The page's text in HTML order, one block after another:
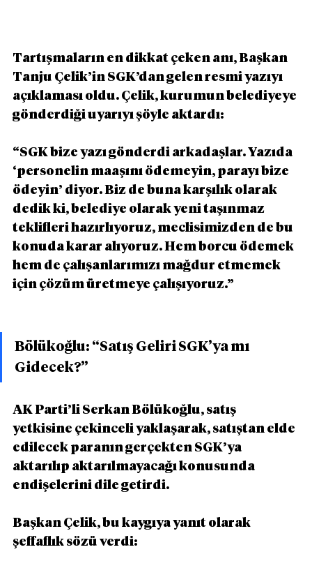
Tartışmaların en dikkat çeken anı, Başkan
Tanju Çelik’in SGK’dan gelen resmi yazıyı
açıklaması oldu. Çelik, kurumun belediyeye
gönderdiği uyarıyı şöyle aktardı:
“SGK bize yazı gönderdi arkadaşlar. Yazıda
‘personelin maaşını ödemeyin, parayı bize
ödeyin’ diyor. Biz de buna karşılık olarak
dedik ki, belediye olarak yeni taşınmaz
teklifleri hazırlıyoruz, meclisimizden de bu
konuda karar alıyoruz. Hem borcu ödemek
hem de çalışanlarımızı mağdur etmemek
için çözüm üretmeye çalışıyoruz.”
Bölükoğlu: “Satış Geliri SGK’ya mı
Gidecek?”
AK Parti’li Serkan Bölükoğlu, satış
yetkisine çekinceli yaklaşarak, satıştan elde
edilecek paranın gerçekten SGK’ya
aktarılıp aktarılmayacağı konusunda
endişelerini dile getirdi.
Başkan Çelik, bu kaygıya yanıt olarak
şeffaflık sözü verdi: